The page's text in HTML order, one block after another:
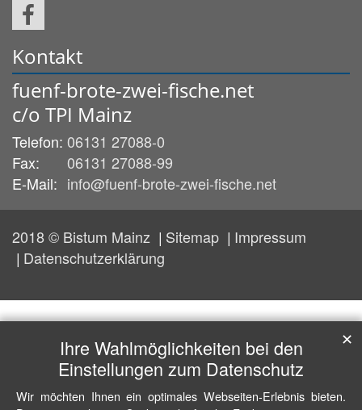
Kontakt
fuenf-brote-zwei-fische.net
c/o TPI Mainz
Telefon: 06131 27088-0
Fax:
06131 27088-99
E-Mail: info@fuenf-brote-zwei-fische.net
2018 © Bistum Mainz Sitemap
Impressum
Datenschutzerklärung
Ihre Wahlmöglichkeiten bei den
Einstellungen zum Datenschutz
Wir möchten Ihnen ein optimales Webseiten-Erlebnis bieten.
✕